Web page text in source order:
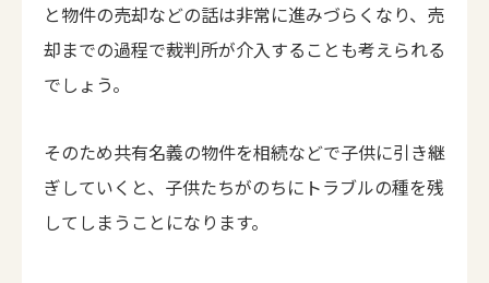
と物件の売却などの話は非常に進みづらくなり、売
却までの過程で裁判所が介入することも考えられる
でしょう。
そのため共有名義の物件を相続などで子供に引き継
ぎしていくと、子供たちがのちにトラブルの種を残
してしまうことになります。